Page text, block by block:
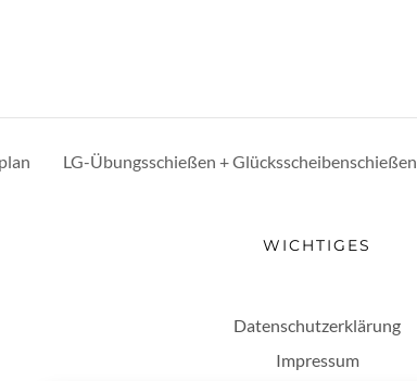
LG-Übungsschießen + Glücksscheibenschießen
WICHTIGES
Datenschutzerklärung
Impressum